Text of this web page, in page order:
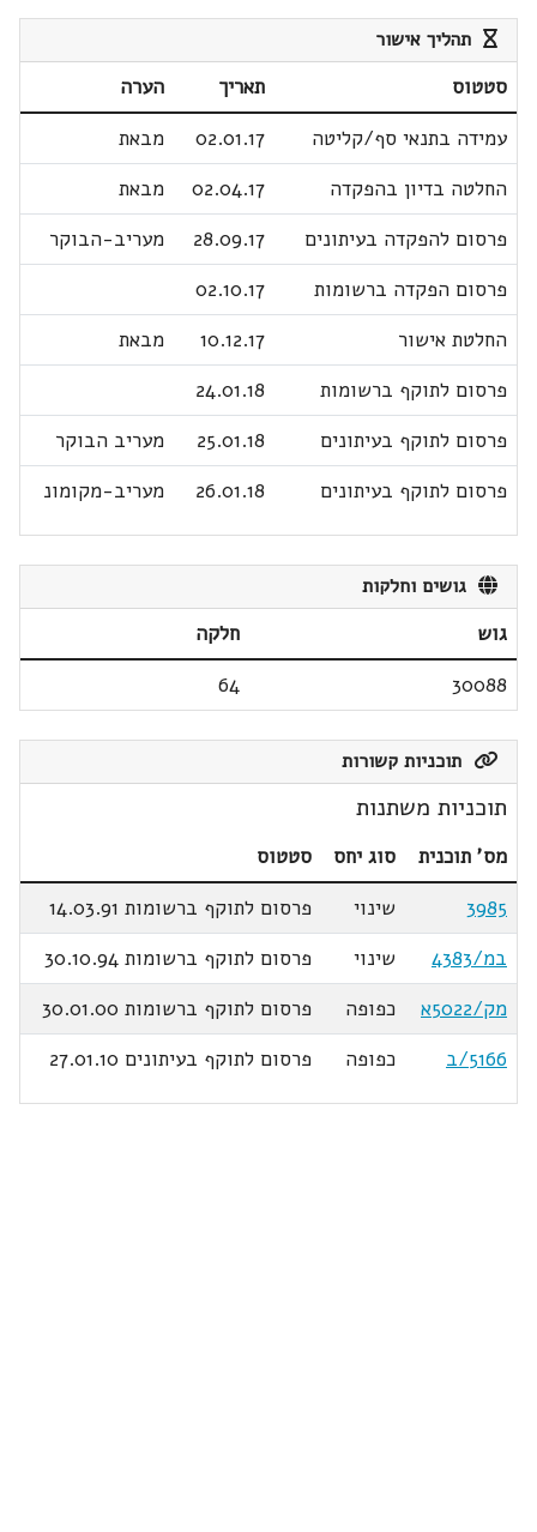
תהליך אישור
סטטוס תאריך
הערה
עמידה בתנאי סף/קליטה
02.01.17
מבאת
החלטה בדיון בהפקדה
02.04.17
מבאת
פרסום להפקדה בעיתונים
28.09.17
מעריב-הבוקר
פרסום הפקדה ברשומות
02.10.17
החלטת אישור
10.12.17
מבאת
פרסום לתוקף ברשומות
24.01.18
פרסום לתוקף בעיתונים
25.01.18
מעריב הבוקר
פרסום לתוקף בעיתונים
26.01.18 מעריב-מקומונ
גושים וחלקות
גוש
חלקה
30088
64
תוכניות קשורות
תוכניות משתנות
מס' תוכנית סוג יחס
סטטוס
3985
שינוי
פרסום לתוקף ברשומות 14.03.91
במ/4383
שינוי
פרסום לתוקף ברשומות 30.10.94
מק/5022א
כפופה
פרסום לתוקף ברשומות 30.01.00
5166/ב
כפופה פרסום לתוקף בעיתונים 27.01.10